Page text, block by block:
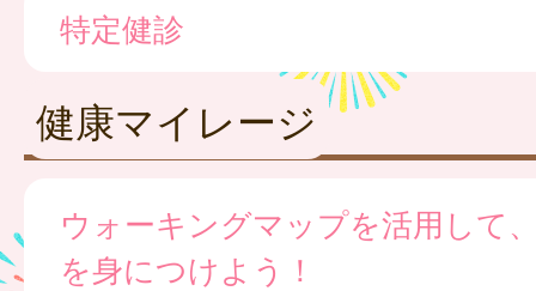
特定健診
健康マイレージ
ウォーキングマップを活用して
を身につけよう！